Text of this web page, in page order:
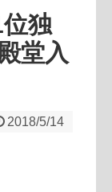
独
堂入
2018/5/14